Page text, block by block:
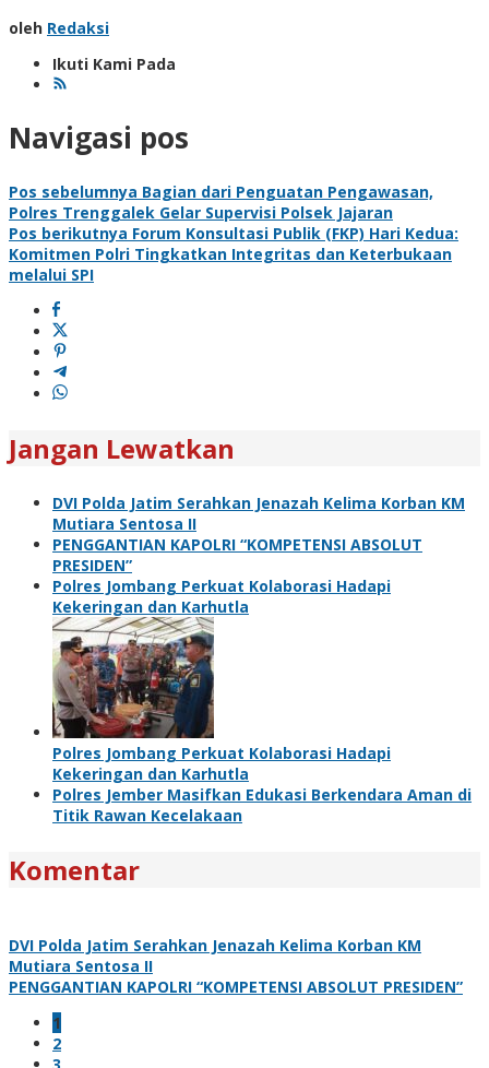
oleh Redaksi
Ikuti Kami Pada
Navigasi pos
Pos sebelumnya Bagian dari Penguatan Pengawasan,
Polres Trenggalek Gelar Supervisi Polsek Jajaran
Pos berikutnya Forum Konsultasi Publik (FKP) Hari Kedua:
Komitmen Polri Tingkatkan Integritas dan Keterbukaan
melalui SPI
Jangan Lewatkan
DVI Polda Jatim Serahkan Jenazah Kelima Korban KM
Mutiara Sentosa II
PENGGANTIAN KAPOLRI “KOMPETENSI ABSOLUT
PRESIDEN”
Polres Jombang Perkuat Kolaborasi Hadapi
Kekeringan dan Karhutla
Polres Jombang Perkuat Kolaborasi Hadapi
Kekeringan dan Karhutla
Polres Jember Masifkan Edukasi Berkendara Aman di
Titik Rawan Kecelakaan
Komentar
DVI Polda Jatim Serahkan Jenazah Kelima Korban KM
Mutiara Sentosa II
PENGGANTIAN KAPOLRI “KOMPETENSI ABSOLUT PRESIDEN”
1
2